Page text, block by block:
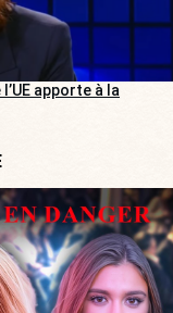
apporte à la